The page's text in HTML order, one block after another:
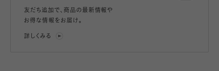
友だち追加で、 商品の最新情報や
お得な情報をお届け。
詳しくみる